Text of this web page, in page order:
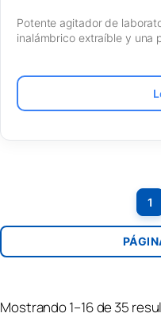
Potente agitador de
inalámbrico extraíble y una
1
Mostrando 1–16 de 35